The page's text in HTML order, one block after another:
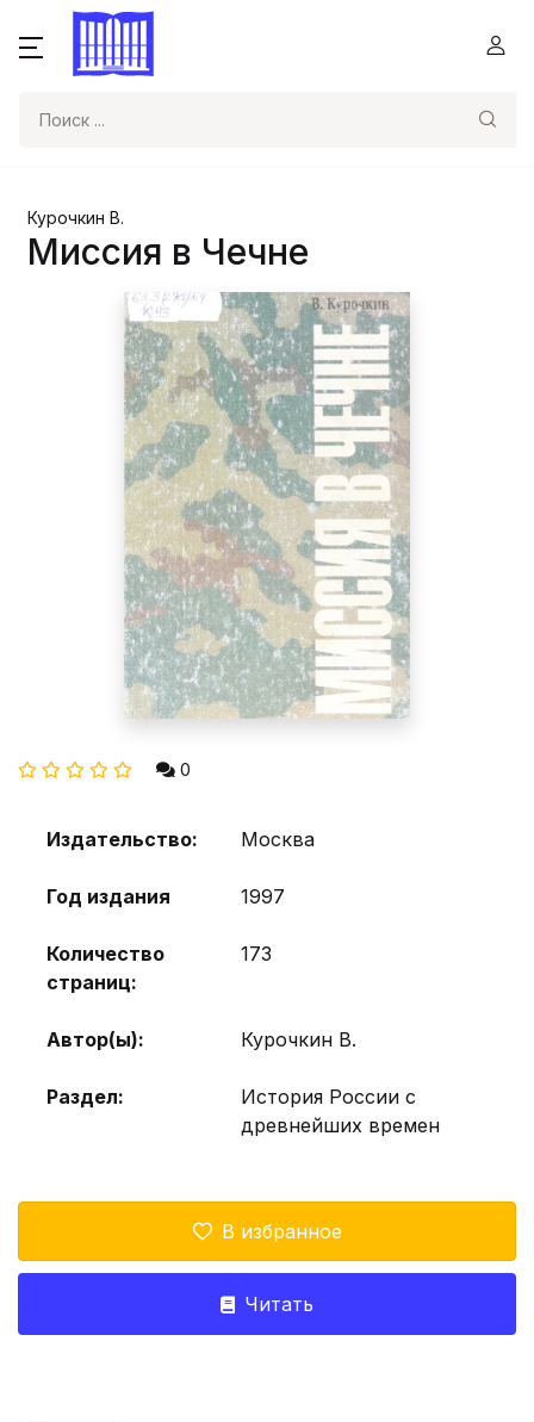
Курочкин В.
Миссия в Чечне
0
Издательство: Москва
Год издания 1997
Количество
страниц:
173
Автор(ы): Курочкин В.
Раздел:
История России с
древнейших времен
В избранное
Читать